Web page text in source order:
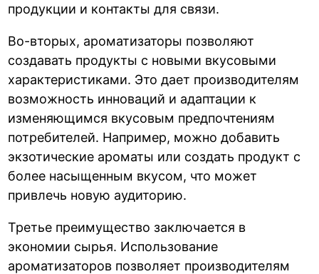
продукции и контакты для связи.
Во-вторых, ароматизаторы позволяют
создавать продукты с новыми вкусовыми
характеристиками. Это дает производителям
возможность инноваций и адаптации к
изменяющимся вкусовым предпочтениям
потребителей. Например, можно добавить
экзотические ароматы или создать продукт с
более насыщенным вкусом, что может
привлечь новую аудиторию.
Третье преимущество заключается в
экономии сырья. Использование
ароматизаторов позволяет производителям